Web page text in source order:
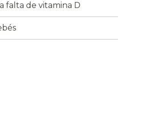
falta de vitamina D